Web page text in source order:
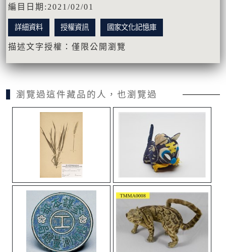
編目日期:2021/02/01
詳細資料 授權資訊 國家文化記憶庫
描述文字授權：僅限公開瀏覽
瀏覽過這件藏品的人，也瀏覽過